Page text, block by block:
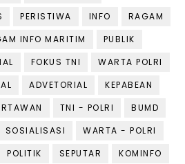
PERISTIWA INFO
RAGAM
INFO MARITIM
PUBLIK
FOKUS TNI
WARTA POLRI
ADVETORIAL
KEPABEAN
TNI - POLRI
BUMD
SOSIALISASI
WARTA - POLRI
POLITIK SEPUTAR
KOMINFO